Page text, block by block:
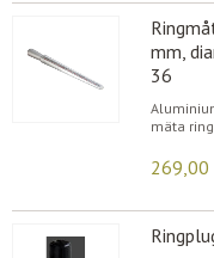
mm,
36
mäta
269,00